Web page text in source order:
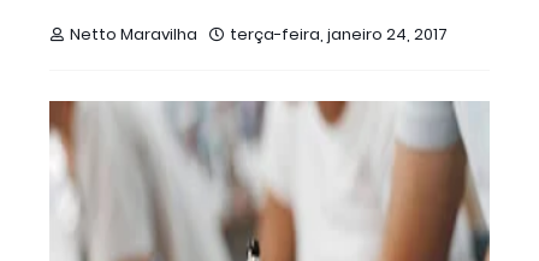
Netto Maravilha terça-feira, janeiro 24, 2017